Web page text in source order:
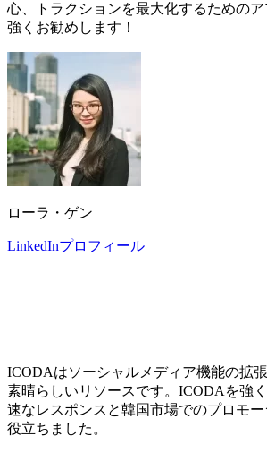
心、トラクションを最大化するためのア
強くお勧めします！
ローラ・ゲン
LinkedInプロフィール
ICODAはソーシャルメディア機能の拡
素晴らしいリソースです。ICODAを強
速なレスポンスと韓国市場でのプロモ
役立ちました。